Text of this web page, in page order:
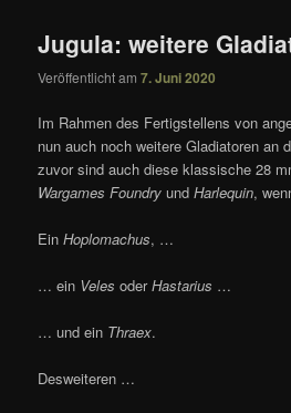
Jugula: weitere
Veröffentlicht am7. Juni 2020
Im Rahmen des Fertigstellens von
nun auch noch weitere Gladiatoren an
zuvor sind auch diese klassische 28
Wargames Foundry undHarlequin,
EinHoplomachus, …
… ein Veles oderHastarius …
… und ein Thraex.
Desweiteren …